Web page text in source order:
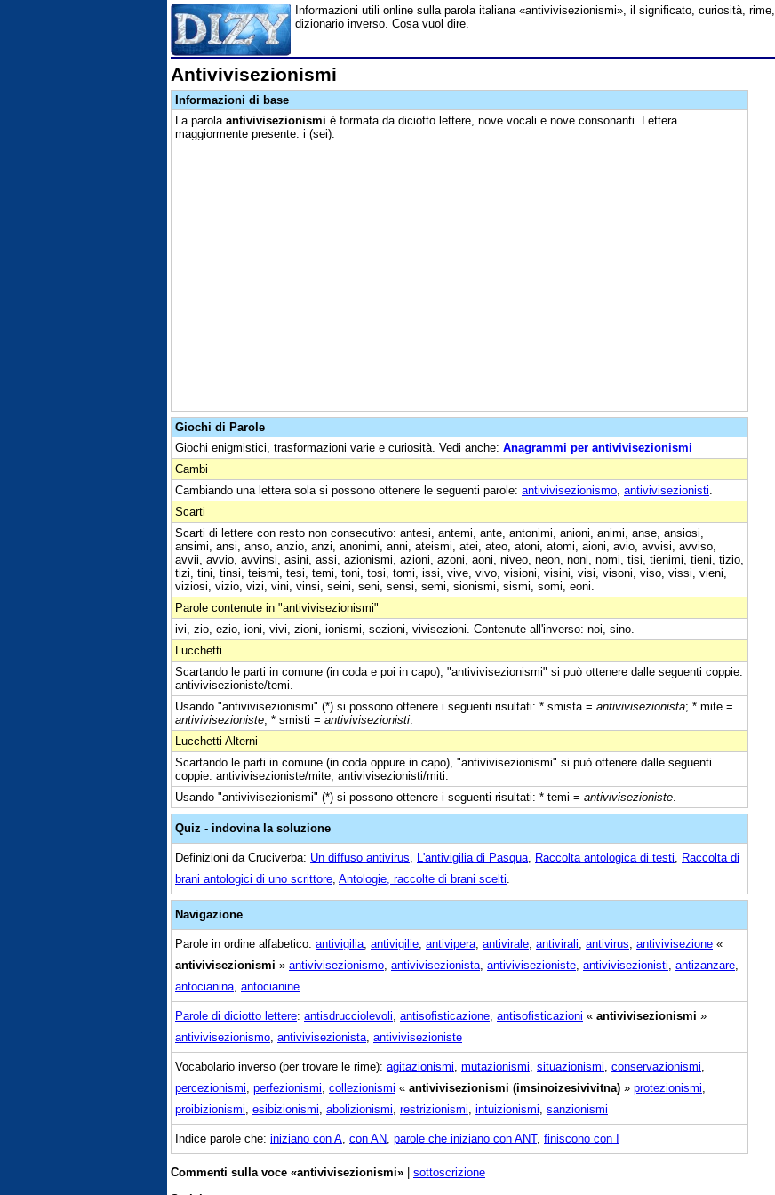
Informazioni utili online sulla parola italiana «antivivisezionismi», il significato, curiosità, rime,
dizionario inverso. Cosa vuol dire.
Antivivisezionismi
Informazioni di base
La parola antivivisezionismi è formata da diciotto lettere, nove vocali e nove consonanti. Lettera
maggiormente presente: i (sei).
Giochi di Parole
Giochi enigmistici, trasformazioni varie e curiosità. Vedi anche: Anagrammi per antivivisezionismi
Cambi
Cambiando una lettera sola si possono ottenere le seguenti parole: antivivisezionismo antivivisezionisti
Scarti
Scarti di lettere con resto non consecutivo: antesi, antemi, ante, antonimi, anioni, animi, anse, ansiosi,
ansimi, ansi, anso, anzio, anzi, anonimi, anni, ateismi, atei, ateo, atoni, atomi, aioni, avio, avvisi, avviso,
avvii, avvio, avvinsi, asini, assi, azionismi, azioni, azoni, aoni, niveo, neon, noni, nomi, tisi, tienimi, tieni, tizio,
tizi, tini, tinsi, teismi, tesi, temi, toni, tosi, tomi, issi, vive, vivo, visioni, visini, visi, visoni, viso, vissi, vieni,
viziosi, vizio, vizi, vini, vinsi, seini, seni, sensi, semi, sionismi, sismi, somi, eoni.
Parole contenute in "antivivisezionismi"
ivi, zio, ezio, ioni, vivi, zioni, ionismi, sezioni, vivisezioni. Contenute all'inverso: noi, sino.
Lucchetti
Scartando le parti in comune (in coda e poi in capo), "antivivisezionismi" si può ottenere dalle seguenti coppie:
antivivisezioniste/temi.
Usando "antivivisezionismi" (*) si possono ottenere i seguenti risultati: * smista = antivivisezionista; * mite =
antivivisezioniste; * smisti = antivivisezionisti
Lucchetti Alterni
Scartando le parti in comune (in coda oppure in capo), "antivivisezionismi" si può ottenere dalle seguenti
coppie: antivivisezioniste/mite, antivivisezionisti/miti.
Usando "antivivisezionismi" (*) si possono ottenere i seguenti risultati: * temi = antivivisezioniste
Quiz - indovina la soluzione
Definizioni da Cruciverba: Un diffuso antivirus L'antivigilia di Pasqua Raccolta antologica di testi
Raccolta di
brani antologici di uno scrittore Antologie, raccolte di brani scelti
Navigazione
Parole in ordine alfabetico: antivigilia antivigilie antivipera antivirale antivirali antivirus antivivisezione «
antivivisezionismi » antivivisezionismo antivivisezionista antivivisezioniste antivivisezionisti antizanzare
antocianina antocianine
Parole di diciotto lettere: antisdrucciolevoli antisofisticazione antisofisticazioni « antivivisezionismi »
antivivisezionismo antivivisezionista antivivisezioniste
Vocabolario inverso (per trovare le rime): agitazionismi mutazionismi situazionismi conservazionismi
percezionismi perfezionismi collezionismi « antivivisezionismi (imsinoizesivivitna) » protezionismi
proibizionismi esibizionismi abolizionismi restrizionismi intuizionismi sanzionismi
Indice parole che: iniziano con A con AN parole che iniziano con ANT, finiscono con I
Commenti sulla voce «antivivisezionismi» | sottoscrizione